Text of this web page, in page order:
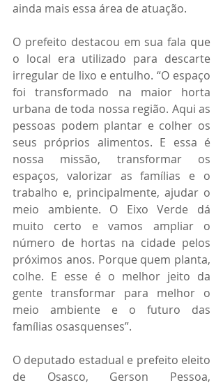
ainda mais essa área de atuação.
O prefeito destacou em sua fala que
o local era utilizado para descarte
irregular de lixo e entulho. “O espaço
foi transformado na maior horta
urbana de toda nossa região. Aqui as
pessoas podem plantar e colher os
seus próprios alimentos. E essa é
nossa missão, transformar os
espaços, valorizar as famílias e o
trabalho e, principalmente, ajudar o
meio ambiente. O Eixo Verde dá
muito certo e vamos ampliar o
número de hortas na cidade pelos
próximos anos. Porque quem planta,
colhe. E esse é o melhor jeito da
gente transformar para melhor o
meio ambiente e o futuro das
famílias osasquenses”.
O deputado estadual e prefeito eleito
de Osasco, Gerson Pessoa,